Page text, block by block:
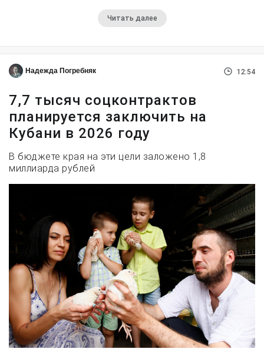
Читать далее
Надежда Погребняк 12:54
7,7 тысяч соцконтрактов
планируется заключить на
Кубани в 2026 году
В бюджете края на эти цели заложено 1,8
миллиарда рублей